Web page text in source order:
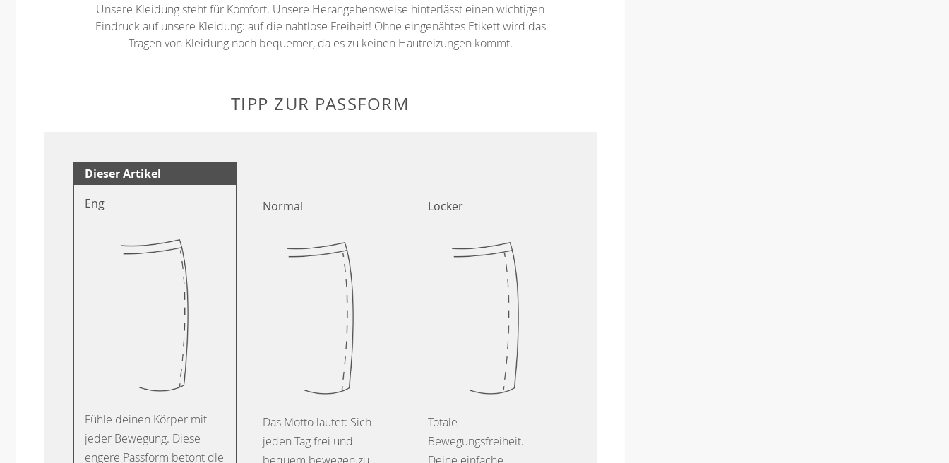
Unsere Kleidung steht für Komfort. Unsere Herangehensweise hinterlässt einen wichtigen
Eindruck auf unsere Kleidung: auf die nahtlose Freiheit! Ohne eingenähtes Etikett wird das
Tragen von Kleidung noch bequemer, da es zu keinen Hautreizungen kommt.
TIPP ZUR PASSFORM
Dieser Artikel
Eng
Fühle deinen Körper mit
jeder Bewegung. Diese
engere Passform betont die
Normal
Das Motto lautet: Sich
jeden Tag frei und
Locker
Totale
Bewegungsfreiheit.